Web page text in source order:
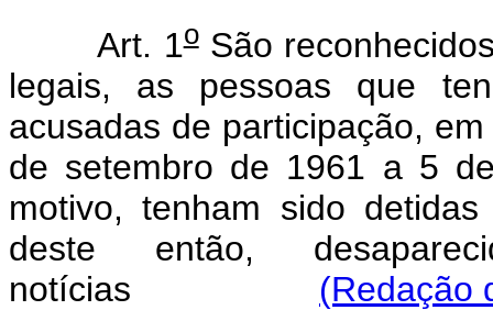
Art. 1oSão
legais, as pessoas que
acusadas de participação,
de setembro de 1961 a 5
motivo, tenham sido
deste então,
notícias (Redação